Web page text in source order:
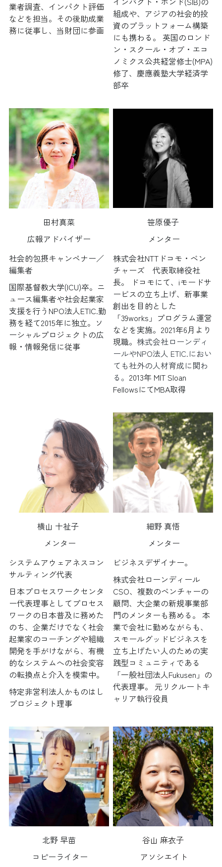
業者調査、インパクト評価
などを担当。その後助成業
務に従事し、当財団に参画
組成や、アジアの社会的投
資のプラットフォーム構築
にも携わる。 英国のロンド
ン・スクール・オブ・エコ
ノミクス公共経営修士(MPA)
修了、慶應義塾大学経済学
部卒
田村真菜
広報アドバイザー
社会的包摂キャンペナー／
編集者
国際基督教大学(ICU)卒。ニ
ュース編集者や社会起業家
支援を行うNPO法人ETIC.勤
務を経て2015年に独立。ソ
ーシャルプロジェクトの広
報・情報発信に従事
笹原優子
メンター
株式会社NTTドコモ・ベン
チャーズ　代表取締役社
長。 ドコモにて、iモードサ
ービスの立ち上げ、新事業
創出を目的とした
「39works」プログラム運営
などを実施。2021年6月より
現職。株式会社ローンディ
ールやNPO法人 ETIC.におい
ても社外の人材育成に関わ
る。 2013年 MIT Sloan
FellowsにてMBA取得
横山 十祉子
メンター
システムアウェアネスコン
サルティング代表
日本プロセスワークセンタ
ー代表理事としてプロセス
ワークの日本普及に務めた
のち、企業だけでなく社会
起業家のコーチングや組織
開発を手がけながら、有機
的なシステムへの社会変容
の転換点と介入を模索中。
特定非営利法人かものはし
プロジェクト理事
細野 真悟
メンター
ビジネスデザイナー。
株式会社ローンディール
CSO、複数のベンチャーの
顧問、大企業の新規事業部
門のメンターも務める。 本
業で会社に勤めながらも、
スモールグッドビジネスを
立ち上げたい人のための実
践型コミュニティである
「一般社団法人Fukusen」の
代表理事。 元リクルートキ
ャリア執行役員
北野 早苗
コピーライター
谷山 麻衣子
アソシエイト